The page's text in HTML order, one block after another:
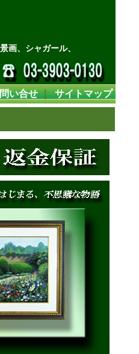
画、シャガール、
い合せ｜ サイトマップ